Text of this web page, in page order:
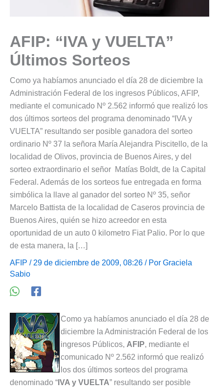
AFIP: “IVA y VUELTA”
Últimos Sorteos
Como ya habíamos anunciado el día 28 de diciembre la
Administración Federal de los ingresos Públicos, AFIP,
mediante el comunicado Nº 2.562 informó que realizó los
dos últimos sorteos del programa denominado “IVA y
VUELTA” resultando ser posible ganadora del sorteo
ordinario Nº 37 la señora María Alejandra Piscitello, de la
localidad de Olivos, provincia de Buenos Aires, y del
sorteo extraordinario el señor Matías Boldt, de la Capital
Federal. Además de los sorteos fue entregada en forma
simbólica la llave al ganador del sorteo Nº 35, señor
Marcelo Battista de la localidad de Caseros provincia de
Buenos Aires, quién se hizo acreedor en esta
oportunidad de un auto 0 kilometro Fiat Palio. Por lo que
de esta manera, la […]
AFIP / 29 de diciembre de 2009, 08:26 / Por Graciela
Sabio
Como ya habíamos anunciado el día 28 de
diciembre la Administración Federal de los
ingresos Públicos, AFIP, mediante el
comunicado Nº 2.562 informó que realizó
los dos últimos sorteos del programa
denominado “ IVA y VUELTA” resultando ser posible